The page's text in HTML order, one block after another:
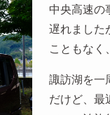
中央高速の
遅れました
こともなく
諏訪湖を一
だけど、最